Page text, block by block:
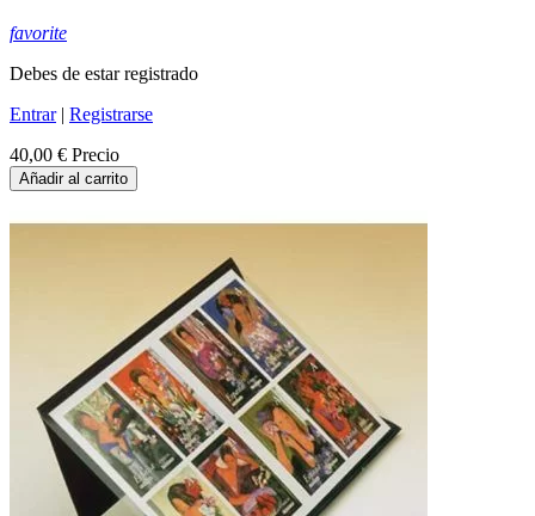
favorite
Debes de estar registrado
Entrar| Registrarse
40,00 € Precio
Añadir al carrito